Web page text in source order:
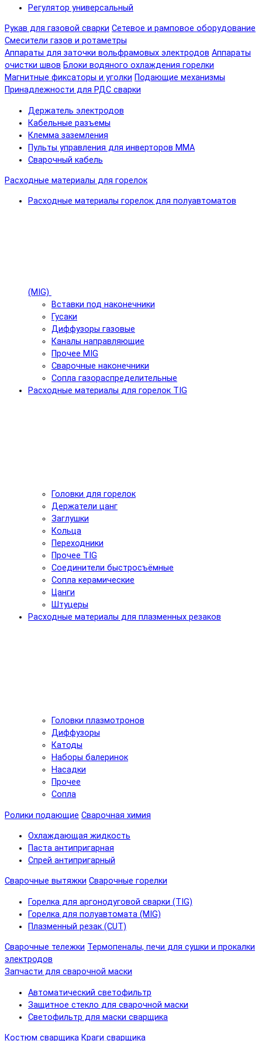
Регулятор универсальный
Рукав для газовой сварки Сетевое и рамповое оборудование
Смесители газов и ротаметры
Аппараты для заточки вольфрамовых электродов Аппараты
очистки швов Блоки водяного охлаждения горелки
Магнитные фиксаторы и уголки Подающие механизмы
Принадлежности для РДС сварки
Держатель электродов
Кабельные разъемы
Клемма заземления
Пульты управления для инверторов MMA
Сварочный кабель
Расходные материалы для горелок
Расходные материалы горелок для полуавтоматов
(MIG)
Вставки под наконечники
Гусаки
Диффузоры газовые
Каналы направляющие
Прочее MIG
Сварочные наконечники
Сопла газораспределительные
Расходные материалы для горелок TIG
Головки для горелок
Держатели цанг
Заглушки
Кольца
Переходники
Прочее TIG
Соединители быстросъёмные
Сопла керамические
Цанги
Штуцеры
Расходные материалы для плазменных резаков
Головки плазмотронов
Диффузоры
Катоды
Наборы балеринок
Насадки
Прочее
Сопла
Ролики подающие Сварочная химия
Охлаждающая жидкость
Паста антипригарная
Спрей антипригарный
Сварочные вытяжки Сварочные горелки
Горелка для аргонодуговой сварки (TIG)
Горелка для полуавтомата (MIG)
Плазменный резак (CUT)
Сварочные тележки Термопеналы, печи для сушки и прокалки
электродов
Запчасти для сварочной маски
Автоматический светофильтр
Защитное стекло для сварочной маски
Светофильтр для маски сварщика
Костюм сварщика Краги сварщика